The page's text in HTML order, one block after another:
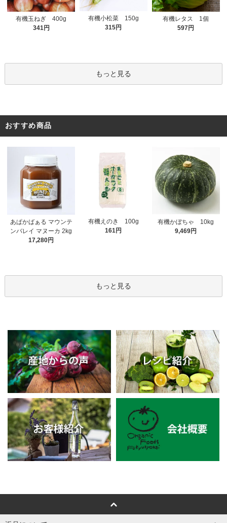
有機玉ねぎ 400g
341円
有機小松菜 150g
315円
有機レタス 1個
597円
もっと見る
おすすめ商品
あぱかばぁる マウンテ
ンバレイ マヌーカ 2kg
17,280円
有機えのき 100g
161円
有機かぼちゃ 10kg
9,469円
もっと見る